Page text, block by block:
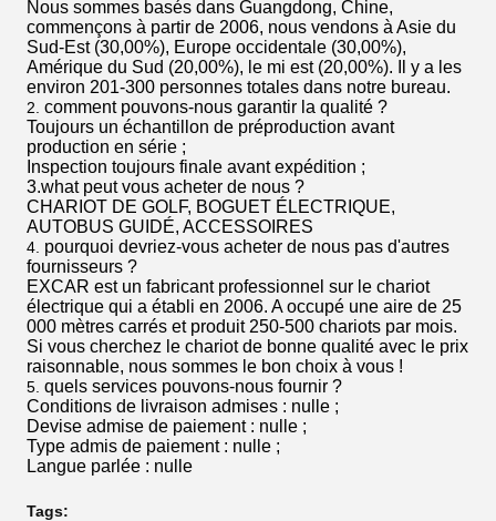
Nous sommes basés dans Guangdong, Chine,
commençons à partir de 2006, nous vendons à Asie du
Sud-Est (30,00%), Europe occidentale (30,00%),
Amérique du Sud (20,00%), le mi est (20,00%). Il y a les
environ 201-300 personnes totales dans notre bureau.
2. comment pouvons-nous garantir la qualité ?
Toujours un échantillon de préproduction avant
production en série ;
Inspection toujours finale avant expédition ;
3.what peut vous acheter de nous ?
CHARIOT DE GOLF, BOGUET ÉLECTRIQUE,
AUTOBUS GUIDÉ, ACCESSOIRES
4. pourquoi devriez-vous acheter de nous pas d'autres
fournisseurs ?
EXCAR est un fabricant professionnel sur le chariot
électrique qui a établi en 2006. A occupé une aire de 25
000 mètres carrés et produit 250-500 chariots par mois.
Si vous cherchez le chariot de bonne qualité avec le prix
raisonnable, nous sommes le bon choix à vous !
5. quels services pouvons-nous fournir ?
Conditions de livraison admises : nulle ;
Devise admise de paiement : nulle ;
Type admis de paiement : nulle ;
Langue parlée : nulle
Tags: